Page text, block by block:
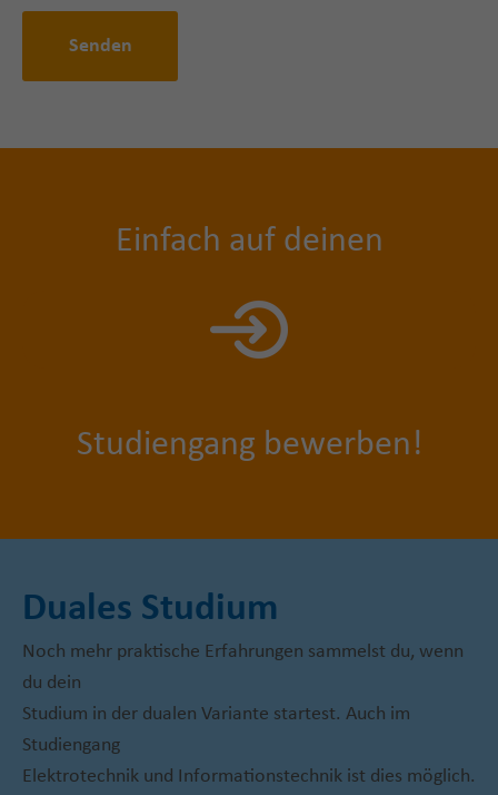
Senden
Einfach auf deinen
Studiengang bewerben!
Duales Studium
Noch mehr praktische Erfahrungen sammelst du, wenn
du dein
Studium in der dualen Variante startest. Auch im
Studiengang
Elektrotechnik und Informationstechnik ist dies möglich.